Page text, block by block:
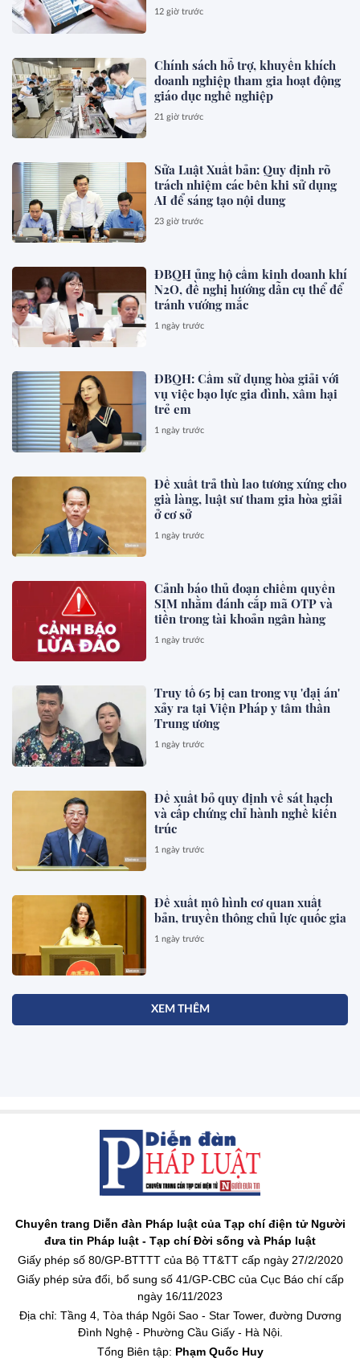
12 giờ trước
Chính sách hỗ trợ, khuyến khích
doanh nghiệp tham gia hoạt động
giáo dục nghề nghiệp
21 giờ trước
Sửa Luật Xuất bản: Quy định rõ
trách nhiệm các bên khi sử dụng
AI để sáng tạo nội dung
23 giờ trước
ĐBQH ủng hộ cấm kinh doanh khí
N2O, đề nghị hướng dẫn cụ thể để
tránh vướng mắc
1 ngày trước
ĐBQH: Cấm sử dụng hòa giải với
vụ việc bạo lực gia đình, xâm hại
trẻ em
1 ngày trước
Đề xuất trả thù lao tương xứng cho
già làng, luật sư tham gia hòa giải
ở cơ sở
1 ngày trước
Cảnh báo thủ đoạn chiếm quyền
SIM nhằm đánh cắp mã OTP và
tiền trong tài khoản ngân hàng
1 ngày trước
Truy tố 65 bị can trong vụ 'đại án'
xảy ra tại Viện Pháp y tâm thần
Trung ương
1 ngày trước
Đề xuất bỏ quy định về sát hạch
và cấp chứng chỉ hành nghề kiến
trúc
1 ngày trước
Đề xuất mô hình cơ quan xuất
bản, truyền thông chủ lực quốc gia
1 ngày trước
XEM THÊM
Chuyên trang Diễn đàn Pháp luật của Tạp chí điện tử Người
đưa tin Pháp luật - Tạp chí Đời sống và Pháp luật
Giấy phép số 80/GP-BTTTT của Bộ TT&TT cấp ngày 27/2/2020
Giấy phép sửa đổi, bổ sung số 41/GP-CBC của Cục Báo chí cấp
ngày 16/11/2023
Địa chỉ: Tầng 4, Tòa tháp Ngôi Sao - Star Tower, đường Dương
Đình Nghệ - Phường Cầu Giấy - Hà Nội.
Tổng Biên tập: Phạm Quốc Huy